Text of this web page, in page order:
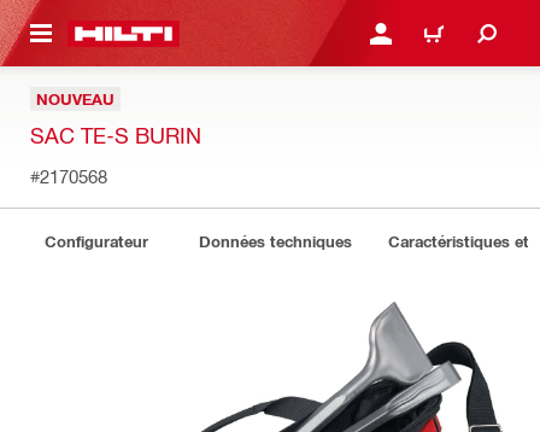
CONTENT CONNEXION OU
PANIER
NOUVEAU
SAC TE-S BURIN
#2170568
Configurateur Données techniques Caractéristiques et